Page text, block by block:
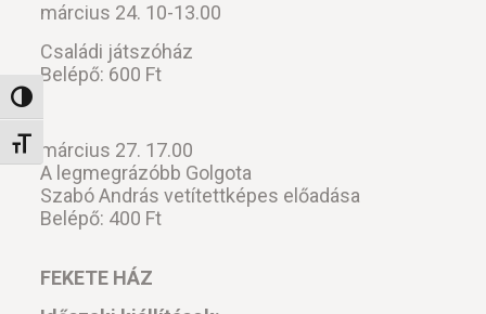
Nagy kontraszt váltása
Betűméret váltása
március 24. 10-13.00
Családi játszóház
Belépő: 600 Ft
március 27. 17.00
A legmegrázóbb Golgota
Szabó András vetítettképes előadása
Belépő: 400 Ft
FEKETE HÁZ